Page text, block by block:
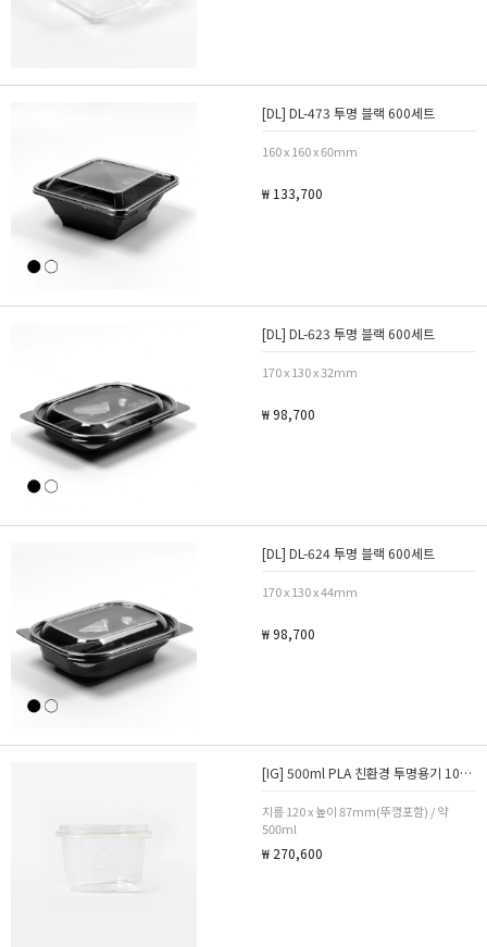
[DL] DL-473 투명 블랙 600세트
160 x 160 x 60mm
₩ 133,700
[DL] DL-623 투명 블랙 600세트
170 x 130 x 32mm
₩ 98,700
[DL] DL-624 투명 블랙 600세트
170 x 130 x 44mm
₩ 98,700
[IG] 500ml PLA 친환경 투명용기 1000세트
지름 120 x 높이 87mm(뚜껑포함) / 약
500ml
₩ 270,600